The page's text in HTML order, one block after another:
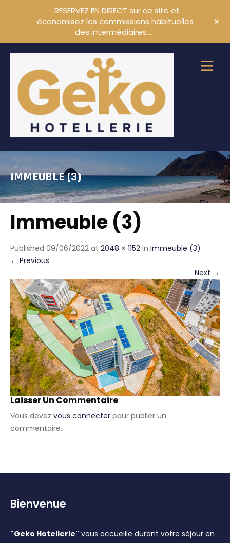
IMMEUBLE (3)
Immeuble (3)
Published 09/06/2022 at 2048 × 1152 in Immeuble (3)
← Previous
Next →
Laisser Un Commentaire
Vous devez vous connecter pour publier un
commentaire.
Bienvenue
"Geko Hotellerie" vous accueille durant votre séjour en
RESERVEZ EN DIRECT sur ce site et
économisez les commissions habituelles
des intermédiaires…
+